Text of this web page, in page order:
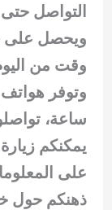
التواصل
ويحصل على
وقت من
ساعة،
يمكنكم
على
ذهنكم حول